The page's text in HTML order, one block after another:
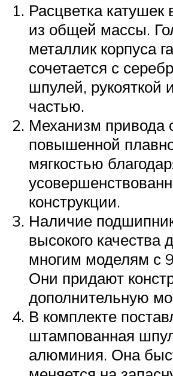
Расцветка катушек
из общей массы.
металлик корпуса
сочетается с
шпулей, рукояткой
частью.
Механизм привода
повышенной
мягкостью
конструкции.
Наличие
высокого качества
многим моделям с
Они придают
дополнительную
В комплекте
штампованная
алюминия. Она